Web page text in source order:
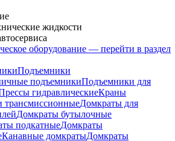
жидкости
оборудование — перейти в раздел
Подъемники
подъемникиПодъемники для
гидравлическиеКраны
трансмиссионныеДомкраты для
Домкраты бутылочные
подкатныеДомкраты
Канавные домкратыДомкраты